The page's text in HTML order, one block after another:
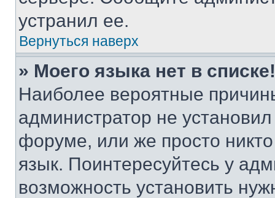
устранил ее.
Вернуться наверх
» Моего языка нет в списке!
Наиболее вероятные
администратор не
форуме, или же просто
язык. Поинтересуйтесь у
возможность установить